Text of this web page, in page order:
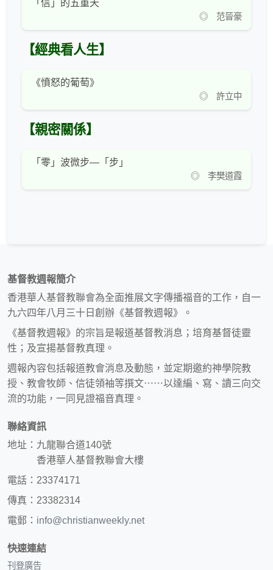
「信」的五重天
◎ 范晉豪
【經典看人生】
《憤怒的葡萄》
◎ 許立中
【親密關係】
「零」波微步—「步」
◎ 李樊道霞
基督教週報簡介
香港華人基督教聯會為全面推展文字傳播福音的工作，自一
九六四年八月三十日創辦《基督教週報》。
《基督教週報》的宗旨是報道基督教消息；培育基督徒靈
性；及宣揚基督教真理。
週報內容包括報道教會消息及動態，並定期邀約神學院教
授、教會牧師、信徒領袖等撰文⋯⋯以達編、寫、讀三向交
流的功能，一同見證福音真理。
聯絡資訊
地址：九龍聯合道140號
香港華人基督教聯會大樓
電話：23374171
傳真：23382314
電郵： info@christianweekly.net
快速連結
刊登廣告